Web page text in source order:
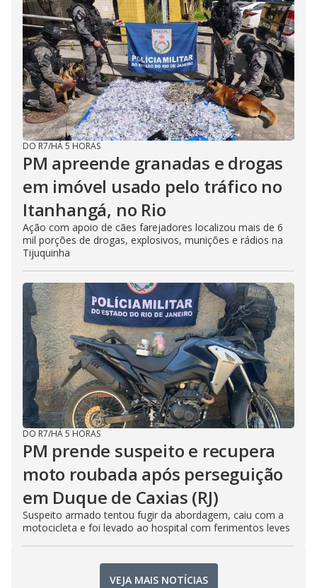
DO R7/HÁ 5 HORAS
PM apreende granadas e drogas
em imóvel usado pelo tráfico no
Itanhangá, no Rio
Ação com apoio de cães farejadores localizou mais de 6
mil porções de drogas, explosivos, munições e rádios na
Tijuquinha
DO R7/HÁ 5 HORAS
PM prende suspeito e recupera
moto roubada após perseguição
em Duque de Caxias (RJ)
Suspeito armado tentou fugir da abordagem, caiu com a
motocicleta e foi levado ao hospital com ferimentos leves
VEJA MAIS NOTÍCIAS